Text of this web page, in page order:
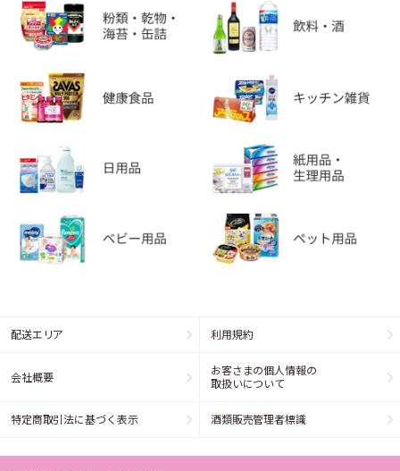
配送エリア 利用規約
会社概要
お客さまの個人情報の
取扱いについて
特定商取引法に基づく表示 酒類販売管理者標識